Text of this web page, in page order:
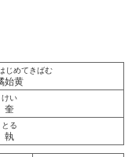
じめてきばむ
始黄
けい
奎
とる
執